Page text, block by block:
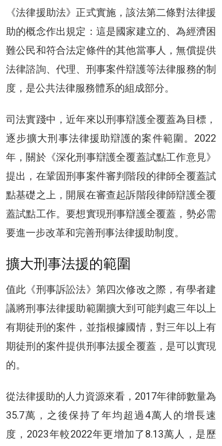
《法律援助法》正式實施，該法第二條對法律援
助的概念作出規定：這是國家建立的、為經濟困
難公民和符合法定條件的其他當事人，無償提供
法律諮詢、代理、刑事案件辯護等法律服務的制
度，是公共法律服務體系的組成部分。
司法實踐中，近年來以刑事辯護全覆蓋為目標，
逐步擴大刑事法律援助辯護的案件範圍。2022
年，關於《深化刑事辯護全覆蓋試點工作意見》
提出，在鞏固刑事案件審判階段的律師全覆蓋試
點基礎之上，開展在審查起訴階段律師辯護全覆
蓋試點工作。要想實現刑事辯護全覆蓋，勢必需
要進一步改革和完善刑事法律援助制度。
擴大刑事法援的範圍
值此《刑事訴訟法》第四次修改之際，有學者建
議將刑事法律援助範圍擴大到可能判處三年以上
有期徒刑的案件，並指根據國情，對三年以上有
期徒刑的案件提供刑事法援全覆蓋，是可以實現
的。
從法律援助的人力資源來看，2017年律師數量為
35.7萬，之後保持了年均超過4萬人的增長速
度，2023年較2022年更增加了8.13萬人，是歷